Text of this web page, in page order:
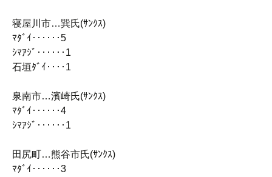
寝屋川市…巽氏(ｻﾝｸｽ)
ﾏﾀﾞｲ‥‥‥5
ｼﾏｱｼﾞ‥‥‥1
石垣ﾀﾞｲ‥‥1
泉南市…濱崎氏(ｻﾝｸｽ)
ﾏﾀﾞｲ‥‥‥4
ｼﾏｱｼﾞ‥‥‥1
田尻町…熊谷市氏(ｻﾝｸｽ)
ﾏﾀﾞｲ‥‥‥3